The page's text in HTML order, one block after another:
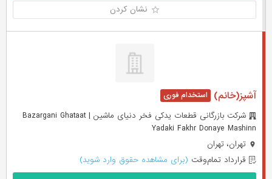
نشان کردن
آشپز(خانم)
شرکت بازرگانی قطعات یدکی فخر دنیای ماشین | Bazargani Ghataat
Yadaki Fakhr Donaye Mashinn
تهران، تهران
قرارداد تمام‌وقت (برای مشاهده حقوق وارد شوید)